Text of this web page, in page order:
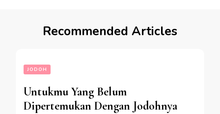
Recommended Articles
JODOH
Untukmu Yang Belum
Dipertemukan Dengan Jodohnya